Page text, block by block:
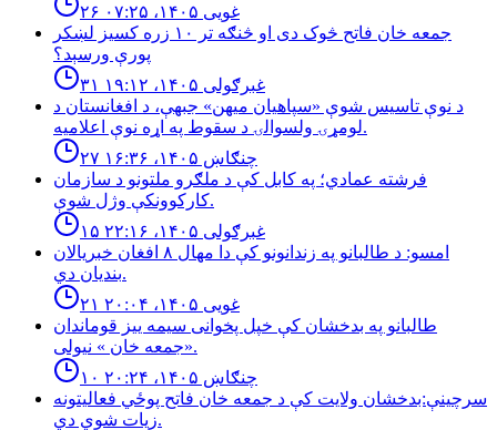
۲۶ غویی ۱۴۰۵، ۰۷:۲۵
جمعه خان فاتح څوک دی او څنګه تر ۱۰ زره کسیز لښکر
پورې ورسېد؟
۳۱ غبرګولی ۱۴۰۵، ۱۹:۱۲
د نوې تاسیس شوې «سپاهیان میهن» جبهې، د افغانستان د
لومړۍ ولسوالۍ د سقوط په اړه نوې اعلامیه.
۲۷ چنګاښ ۱۴۰۵، ۱۶:۳۶
فرشته عمادي؛ په کابل کې د ملګرو ملتونو د سازمان
کارکوونکې وژل شوې.
۱۵ غبرګولی ۱۴۰۵، ۲۲:۱۶
امسو: د طالبانو په زندانونو كې دا مهال ٨ افغان خبريالان
بنديان دي.
۲۱ غویی ۱۴۰۵، ۲۰:۰۴
طالبانو په بدخشان كې خپل پخوانى سيمه ييز قوماندان
«جمعه خان » نيولى.
۱۰ چنګاښ ۱۴۰۵، ۲۰:۲۴
سرچینې:بدخشان ولایت کې د جمعه خان فاتح پوځي فعالیتونه
زیات شوي دي.